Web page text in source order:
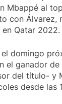
Mbappé al
con Álvarez,
Qatar 2022.
domingo
el ganador de
del título- y
desde las